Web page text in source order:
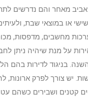
מאחר והם נדרשים
או במוצאי שבת,
מחשבים, מדפסות,
על מנת שיהיה ניתן
בניגוד לדירות בהם
יש צורך לפרק ארונות,
ושבירים כשהם